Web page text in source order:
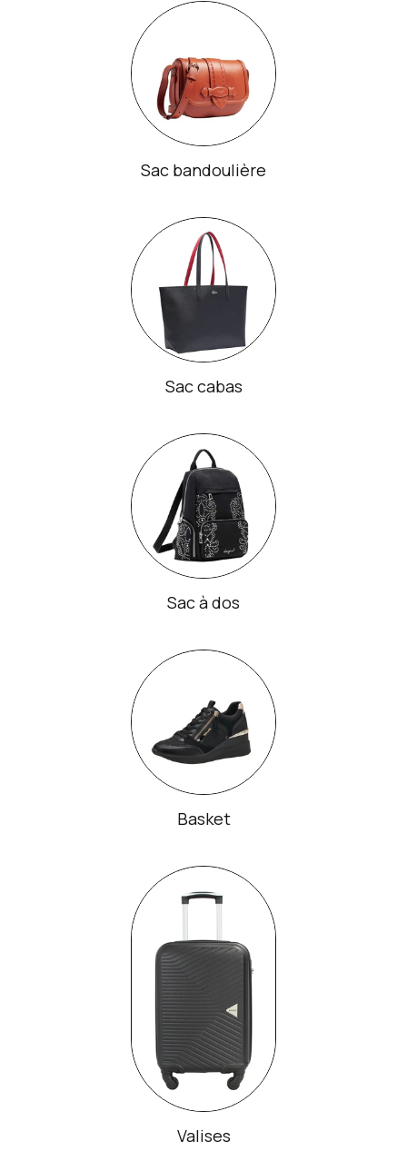
Sac bandoulière
Sac cabas
Sac à dos
Basket
Valises